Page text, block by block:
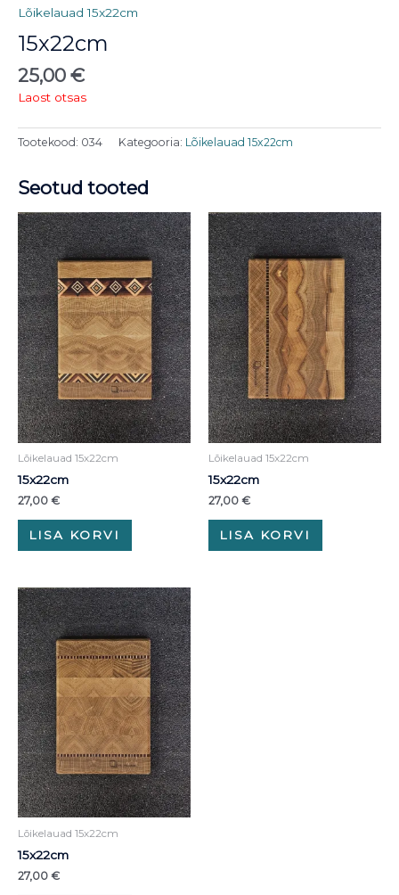
Lõikelauad 15x22cm
15x22cm
25,00 €
Laost otsas
Tootekood: 034 Kategooria: Lõikelauad 15x22cm
Seotud tooted
Lõikelauad 15x22cm
15x22cm
27,00 €
LISA KORVI
Lõikelauad 15x22cm
15x22cm
27,00 €
LISA KORVI
Lõikelauad 15x22cm
15x22cm
27,00 €